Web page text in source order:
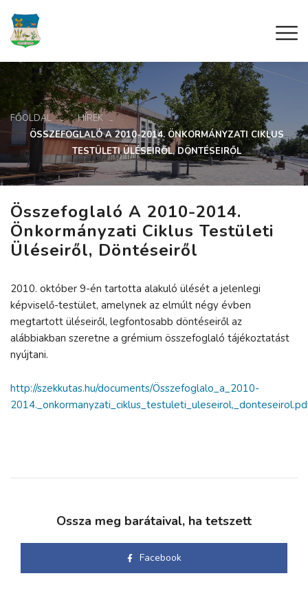
FŐOLDAL
HÍREK
ÖSSZEFOGLALÓ A 2010-2014. ÖNKORMÁNYZATI CIKLUS
TESTÜLETI ÜLÉSEIRŐL, DÖNTÉSEIRŐL
Összefoglaló A 2010-2014.
Önkormányzati Ciklus Testületi
Üléseiről, Döntéseiről
2010. október 9-én tartotta alakuló ülését a jelenlegi
képviselő-testület, amelynek az elmúlt négy évben
megtartott üléseiről, legfontosabb döntéseiről az
alábbiakban szeretne a grémium összefoglaló tájékoztatást
nyújtani.
http://szekkutas.hu/documents/Összefoglalo_a_2010-
Ossza meg barátaival, ha tetszett
Facebook